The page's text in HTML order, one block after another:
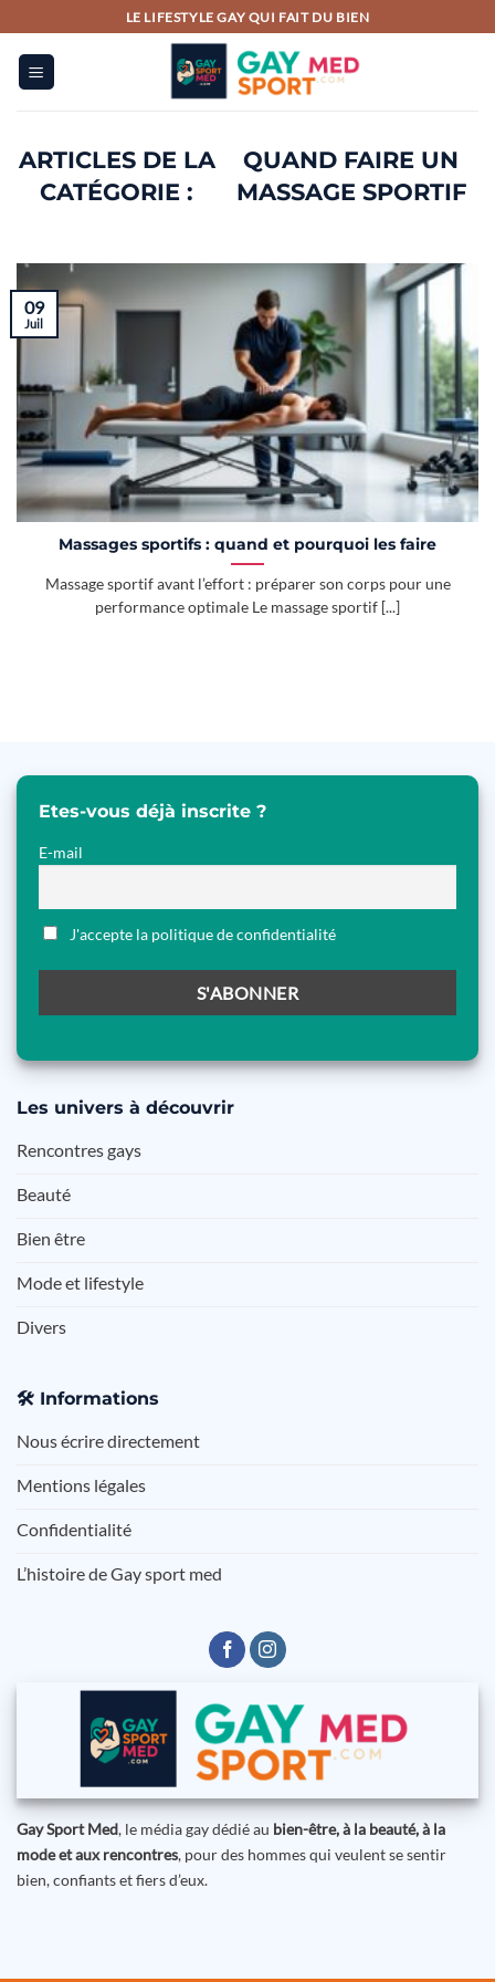
au
contenu
LE LIFESTYLE GAY QUI FAIT DU BIEN
QUAND FAIRE UN
MASSAGE SPORTIF
Massages sportifs : quand et pourquoi les faire
Massage sportif avant l’effort : préparer son corps pour une
performance optimale Le massage sportif [...]
09
Juil
Etes-vous déjà inscrite ?
E-mail
J'accepte la politique de confidentialité
Les univers à découvrir
Rencontres gays
Beauté
Bien être
Mode et lifestyle
Divers
🛠️ Informations
Nous écrire directement
Mentions légales
Confidentialité
L’histoire de Gay sport med
Gay Sport Med, le média gay dédié au bien-être, à la beauté, à la
mode et aux rencontres, pour des hommes qui veulent se sentir
bien, confiants et fiers d’eux.